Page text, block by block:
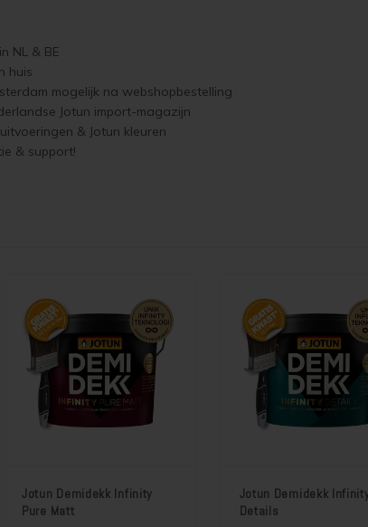
NL & BE
huis
mogelijk na webshopbestelling
Jotun import-magazijn
& Jotun kleuren
& support!
Jotun Demidekk Infinity
Pure Matt
Jotun Demidekk
Details